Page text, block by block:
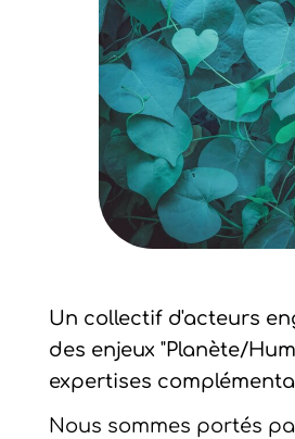
Un collectif d'acteurs
des enjeux "Planète/
expertises
Nous sommes portés